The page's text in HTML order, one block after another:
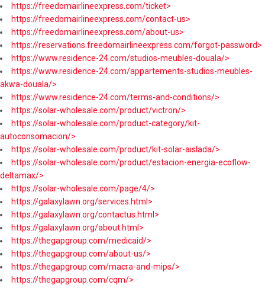
https://freedomairlineexpress.com/ticket>
https://freedomairlineexpress.com/contact-us>
https://freedomairlineexpress.com/about-us>
https://reservations.freedomairlineexpress.com/forgot-password>
https://www.residence-24.com/studios-meubles-douala/>
https://www.residence-24.com/appartements-studios-meubles-
akwa-douala/>
https://www.residence-24.com/terms-and-conditions/>
https://solar-wholesale.com/product/victron/>
https://solar-wholesale.com/product-category/kit-
autoconsomacion/>
https://solar-wholesale.com/product/kit-solar-aislada/>
https://solar-wholesale.com/product/estacion-energia-ecoflow-
deltamax/>
https://solar-wholesale.com/page/4/>
https://galaxylawn.org/services.html>
https://galaxylawn.org/contactus.html>
https://galaxylawn.org/about.html>
https://thegapgroup.com/medicaid/>
https://thegapgroup.com/about-us/>
https://thegapgroup.com/macra-and-mips/>
https://thegapgroup.com/cqm/>